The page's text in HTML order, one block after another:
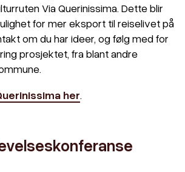
Via Querinissima. Dette blir
for mer eksport til reiselivet på
om du har ideer, og følg med for
prosjektet, fra blant andre
her.